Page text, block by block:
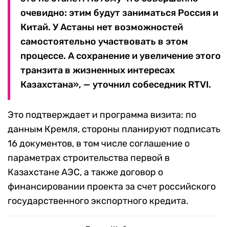
очевидно: этим будут заниматься Россия и
Китай. У Астаны нет возможностей
самостоятельно участвовать в этом
процессе. А сохранение и увеличение этого
транзита в жизненных интересах
Казахстана», — уточнил собеседник RTVI.
Это подтверждает и программа визита: по
данным Кремля, стороны планируют подписать
16 документов, в том числе соглашение о
параметрах строительства первой в
Казахстане АЭС, а также договор о
финансировании проекта за счет российского
государственного экспортного кредита.